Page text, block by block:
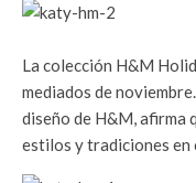
La colección H&M
mediados de noviembre.
diseño de H&M, afirma
estilos y tradiciones en